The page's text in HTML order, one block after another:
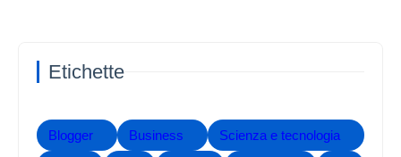
Etichette
Blogger Business Scienza e tecnologia